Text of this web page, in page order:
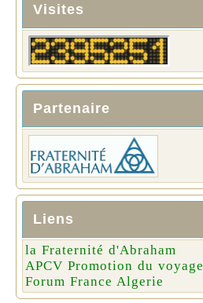
Visites
Partenaire
Liens
la Fraternité d'Abraham
APCV Promotion du voyage
Forum France Algerie